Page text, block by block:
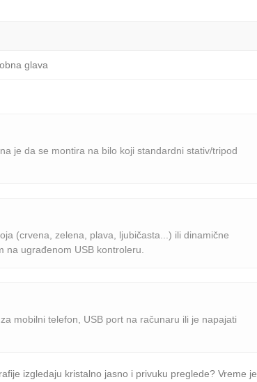
glava
je da se montira na bilo koji standardni stativ/tripod
(crvena, zelena, plava, ljubičasta...) ili dinamične
na ugrađenom USB kontroleru.
mobilni telefon, USB port na računaru ili je napajati
izgledaju kristalno jasno i privuku preglede? Vreme je